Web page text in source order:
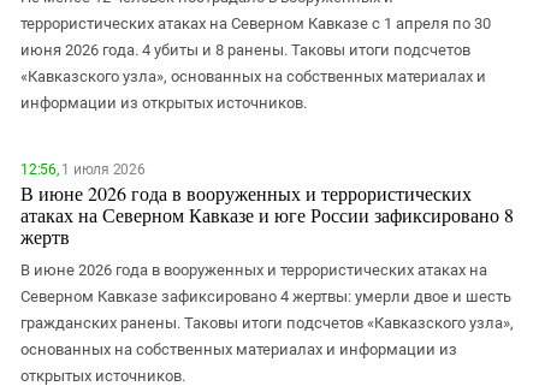
ЗАСТАВЛЯЕТ
КАВКАЗ ЗА ПАЛЕСТИНУ
ИНАКОМЫСЛИЕ В ЧЕЧНЕ
Дагестан
Ингушетия
Кабардино-Балкария
Карачаево-Черкесия
Краснодарский край
Нагорный Карабах
Российская Федерация
Ростовская область
Северная Осетия - Алания
террористических атаках на Северном Кавказе с 1 апреля по 30
июня 2026 года. 4 убиты и 8 ранены. Таковы итоги подсчетов
«Кавказского узла», основанных на собственных материалах и
информации из открытых источников.
12:56,1 июля 2026
В июне 2026 года в вооруженных и террористических
атаках на Северном Кавказе и юге России зафиксировано 8
жертв
В июне 2026 года в вооруженных и террористических атаках на
Северном Кавказе зафиксировано 4 жертвы: умерли двое и шесть
гражданских ранены. Таковы итоги подсчетов «Кавказского узла»,
основанных на собственных материалах и информации из
открытых источников.